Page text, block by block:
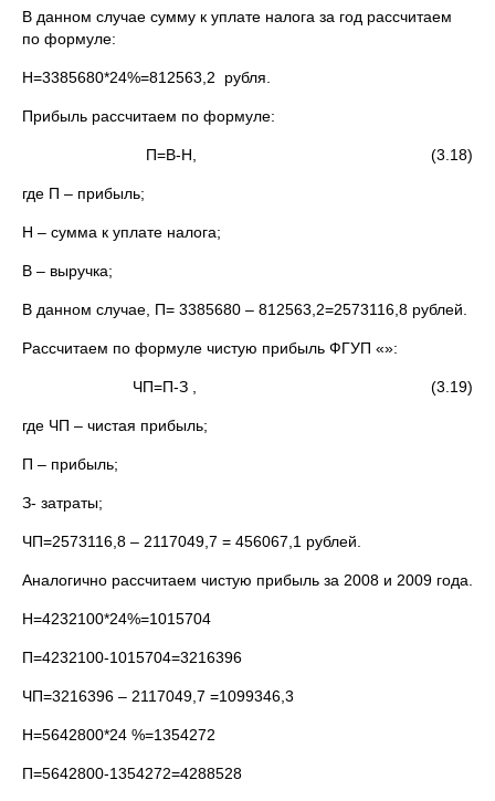
В данном случае сумму к уплате налога за год рассчитаем
по формуле:
Н=3385680*24%=812563,2 рубля.
Прибыль рассчитаем по формуле:
П=В-Н, (3.18)
где П – прибыль;
Н – сумма к уплате налога;
В – выручка;
В данном случае, П= 3385680 – 812563,2=2573116,8 рублей.
Рассчитаем по формуле чистую прибыль ФГУП «»:
ЧП=П-З , (3.19)
где ЧП – чистая прибыль;
П – прибыль;
З- затраты;
ЧП=2573116,8 – 2117049,7 = 456067,1 рублей.
Аналогично рассчитаем чистую прибыль за 2008 и 2009 года.
Н=4232100*24%=1015704
П=4232100-1015704=3216396
ЧП=3216396 – 2117049,7 =1099346,3
Н=5642800*24 %=1354272
П=5642800-1354272=4288528